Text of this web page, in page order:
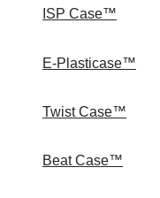
ISP Case™
E-Plasticase™
Twist Case™
Beat Case™